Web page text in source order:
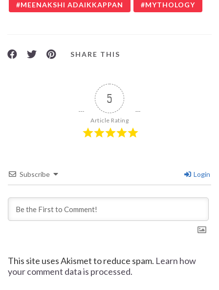
MEENAKSHI ADAIKKAPPAN MYTHOLOGY
SHARE THIS
5
Article Rating
Subscribe Login
This site uses Akismet to reduce spam. Learn how
your comment data is processed.